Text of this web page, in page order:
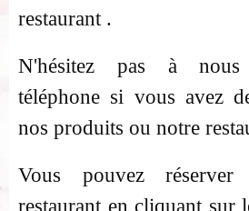
restaurant .
N'hésitez pas à nous
téléphone si vous avez
nos produits ou notre
Vous pouvez
restaurant en cliquant sur